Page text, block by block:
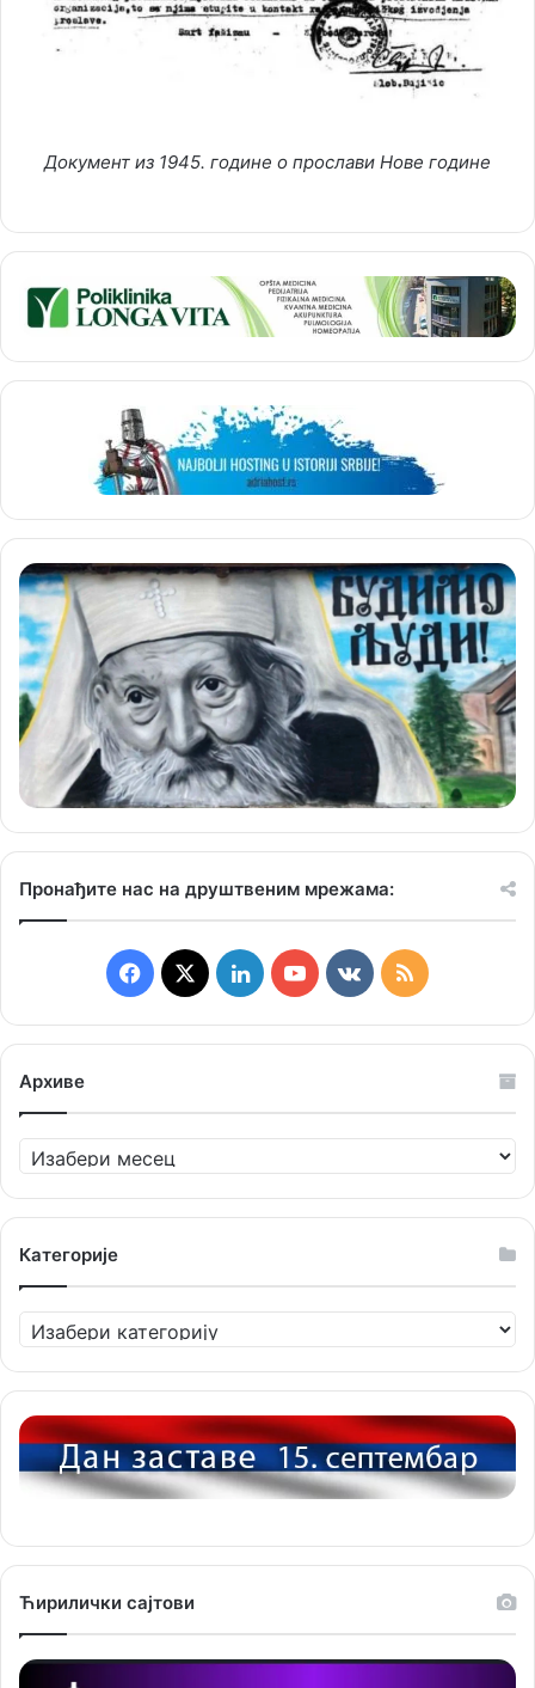
Документ из 1945. године о прослави Нове године
Пронађите нас на друштвеним мрежама:
Facebook
X LinkedInYouTubevk.com
RSS
Архиве
Архиве
Категорије
Категорије
Ћирилички сајтови